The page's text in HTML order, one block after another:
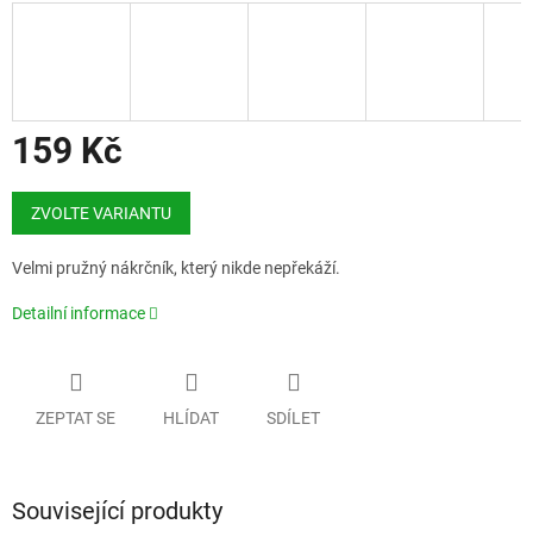
159 Kč
Měrná
cena:
ZVOLTE VARIANTU
Velmi pružný nákrčník, který nikde nepřekáží.
Detailní informace
ZEPTAT SE HLÍDAT SDÍLET
Související produkty